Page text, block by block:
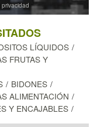
LÍQUIDOS
FRUTAS Y
BIDONES
ALIMENTACIÓN
Y ENCAJABLES